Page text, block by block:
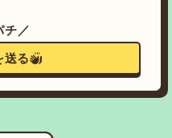
チ／
送る